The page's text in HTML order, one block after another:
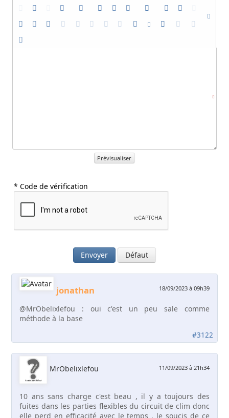
Prévisualiser
* Code de vérification
Envoyer Défaut
jonathan
#3122
18/09/2023 à 09h39
@MrObelixlefou : oui c'est un peu sale comme
méthode à la base
MrObelixlefou 11/09/2023 à 21h34
10 ans sans charge c'est beau , il y a toujours des
fuites dans les parties flexibles du circuit de clim donc
elle perd en efficacité avec le temps . le soucis de ce